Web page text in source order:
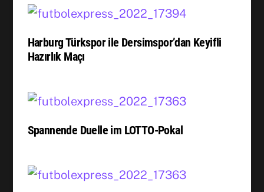
Harburg Türkspor ile Dersimspor’dan Keyifli
Hazırlık Maçı
Spannende Duelle im LOTTO-Pokal